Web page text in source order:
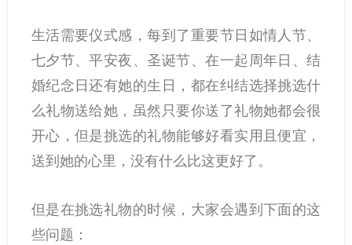
生活需要仪式感，每到了重要节日如情人节、
七夕节、平安夜、圣诞节、在一起周年日、结
婚纪念日还有她的生日，都在纠结选择挑选什
么礼物送给她，虽然只要你送了礼物她都会很
开心，但是挑选的礼物能够好看实用且便宜，
送到她的心里，没有什么比这更好了。
但是在挑选礼物的时候，大家会遇到下面的这
些问题：